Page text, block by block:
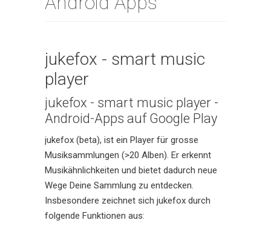
jukefox - smart music
player
jukefox - smart music player -
Android-Apps auf Google Play
jukefox (beta), ist ein Player für grosse
Musiksammlungen (>20 Alben). Er erkennt
Musikähnlichkeiten und bietet dadurch neue
Wege Deine Sammlung zu entdecken.
Insbesondere zeichnet sich jukefox durch
folgende Funktionen aus: